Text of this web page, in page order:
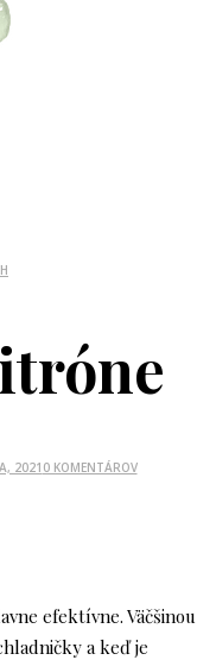
2021 0 KOMENTÁROV
efektívne. Väčšinou
a keď je